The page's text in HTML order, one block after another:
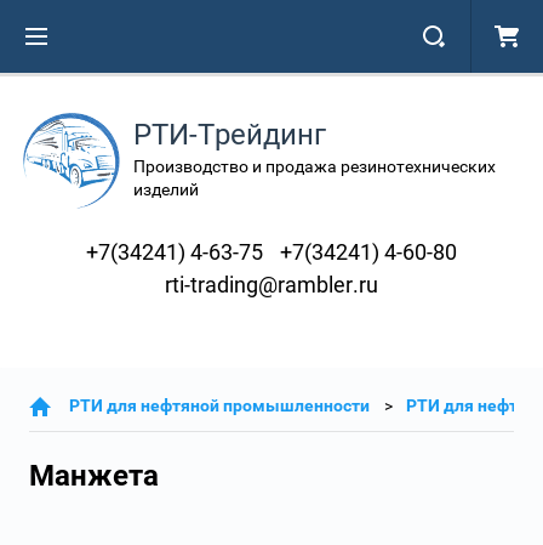
РТИ-Трейдинг
Производство и продажа резинотехнических
изделий
+7(34241) 4-63-75
+7(34241) 4-60-80
rti-trading@rambler.ru
РТИ для нефтяной промышленности РТИ для
Манжета